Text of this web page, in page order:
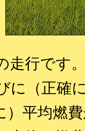
走行です
（正確
）平均燃